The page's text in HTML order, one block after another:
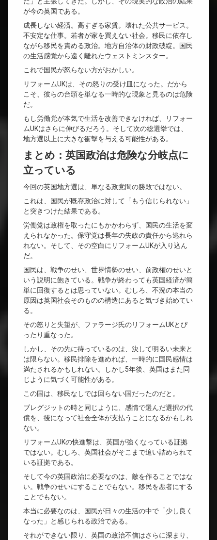
が今の英国である。
成長しない経済。高すぎる家賃。壊れた公共サービス。
不安定な仕事。若者が家を買えない社会。移民に依存し
ながら移民を責める政治。地方自治体の財政破綻。国民
の生活感覚から遠く離れたウェストミンスター。
これで国民が怒らない方がおかしい。
リフォームUKは、その怒りの受け皿になった。だから
こそ、彼らの台頭を単なる一時的な現象と見るのは危険
だ。
もし労働党が本気で生活を改善できなければ、リフォー
ムUKはさらに伸びるだろう。そして次の総選挙では、
地方選以上に大きな衝撃を与える可能性がある。
まとめ：英国政治は危険な分岐点に
立っている
今回の英国地方選は、単なる政党間の勝敗ではない。
これは、国民が既存政治に対して「もう信じられない」
と突きつけた結果である。
労働党は政権を取ったにもかかわらず、国民の生活を変
えられなかった。保守党は長年の失政の責任から逃れら
れない。そして、その空白にリフォームUKが入り込ん
だ。
国民は、戦争のせい、世界情勢のせい、前政権のせいと
いう説明に飽きている。戦争が終わっても英国経済が簡
単に回復するとは思っていない。むしろ、不況の本当の
原因は英国社会そのものの構造にあると気づき始めてい
る。
その怒りと失望が、ファラージ氏のリフォームUKとぴ
ったり重なった。
しかし、その先に待っているのは、決して明るい未来と
は限らない。移民排除を進めれば、一時的に国民感情は
満たされるかもしれない。しかし5年後、英国はまた同
じように気づく可能性がある。
この国は、移民なしでは回らない国だったのだと。
ブレグジットの時と同じように、感情で選んだ選択の代
償を、後になって社会全体が支払うことになるかもしれ
ない。
リフォームUKの快進撃は、英国が強くなっている証拠
ではない。むしろ、英国社会がそこまで追い詰められて
いる証拠である。
そして今の英国政治に必要なのは、敵を作ることではな
い。戦争のせいにすることでもない。移民を悪者にする
ことでもない。
本当に必要なのは、国民が日々の生活の中で「少し良く
なった」と感じられる政治である。
それができない限り、英国の政治不信はさらに深まり、